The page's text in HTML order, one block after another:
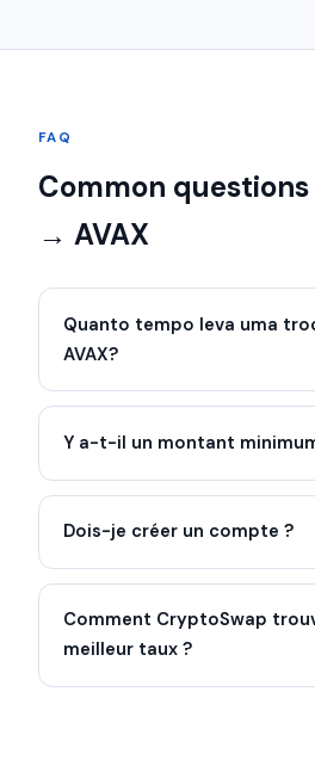
FAQ
Common
→ AVAX
Quanto tempo leva uma
AVAX?
Y a-t-il un montant
Dois-je créer un compte ?
Comment CryptoSwap
meilleur taux ?